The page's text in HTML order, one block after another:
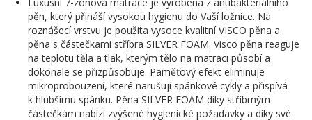
pěn, který přináší vysokou hygienu do Vaší ložnice. Na
roznášecí vrstvu je použita vysoce kvalitní VISCO pěna a
pěna s částečkami stříbra SILVER FOAM. Visco pěna reaguje
na teplotu těla a tlak, kterým tělo na matraci působí a
dokonale se přizpůsobuje. Paměťový efekt eliminuje
mikroprobouzení, které narušují spánkové cykly a přispívá
k hlubšímu spánku. Pěna SILVER FOAM díky stříbrným
částečkám nabízí zvýšené hygienické požadavky a díky své